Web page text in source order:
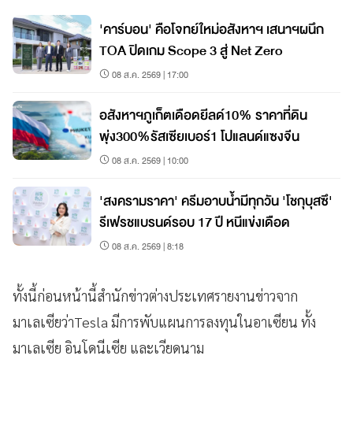
'คาร์บอน' คือโจทย์ใหม่อสังหาฯ เสนาฯผนึก
TOA ปิดเกม Scope 3 สู่ Net Zero
08 ส.ค. 2569 | 17:00
อสังหาฯภูเก็ตเดือดยีลด์10% ราคาที่ดิน
พุ่ง300%รัสเซียเบอร์1 โปแลนด์แซงจีน
08 ส.ค. 2569 | 10:00
'สงครามราคา' ครีมอาบน้ำมีทุกวัน 'โชกุบุสซึ'
รีเฟรชแบรนด์รอบ 17 ปี หนีแข่งเดือด
08 ส.ค. 2569 | 8:18
ทั้งนี้ก่อนหน้านี้สำนักข่าวต่างประเทศรายงานข่าวจาก
มาเลเซียว่าTesla มีการพับแผนการลงทุนในอาเซียน ทั้ง
มาเลเซีย อินโดนีเซีย และเวียดนาม